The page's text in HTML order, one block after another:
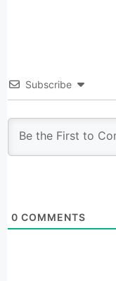
Subscribe
0 COMMENTS